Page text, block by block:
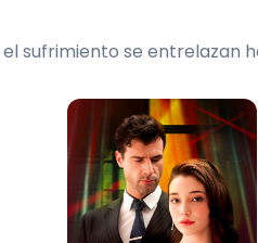
sufrimiento se entrelazan